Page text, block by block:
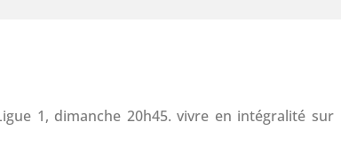
1, dimanche 20h45. vivre en intégralité sur